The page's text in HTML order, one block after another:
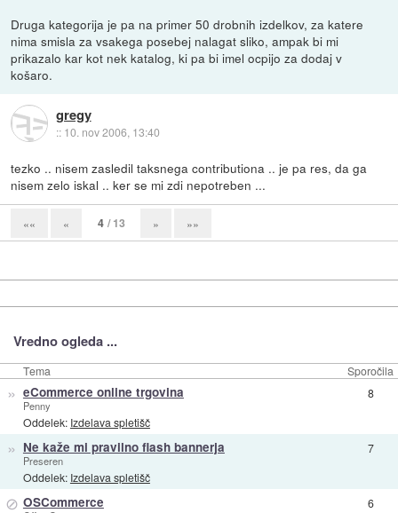
Druga kategorija je pa na primer 50 drobnih izdelkov, za katere
nima smisla za vsakega posebej nalagat sliko, ampak bi mi
prikazalo kar kot nek katalog, ki pa bi imel ocpijo za dodaj v
košaro.
gregy
:: 10. nov 2006, 13:40
tezko .. nisem zasledil taksnega contributiona .. je pa res, da ga
nisem zelo iskal .. ker se mi zdi nepotreben ...
«« « 4 / 13 » »»
Vredno ogleda ...
Tema Sporočila
» eCommerce online trgovina
Penny
Oddelek: Izdelava spletišč
8
» Ne kaže mi pravilno flash bannerja
Preseren
Oddelek: Izdelava spletišč
7
⊘ OSCommerce 6